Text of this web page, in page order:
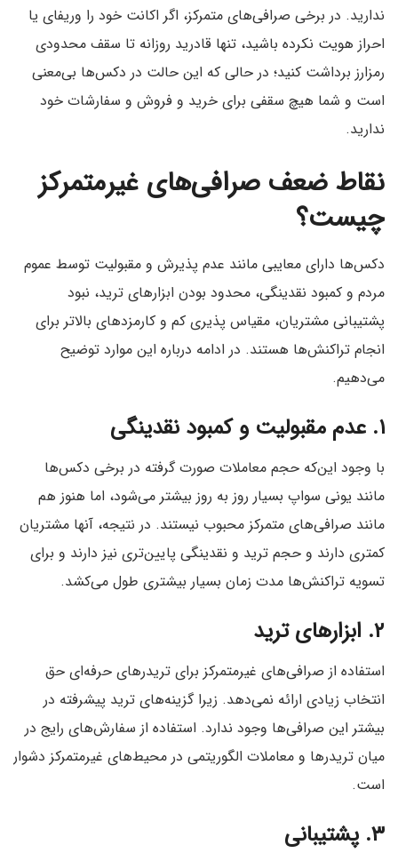
ندارید. در برخی صرافی‌های متمرکز، اگر اکانت خود را وریفای یا
احراز هویت نکرده باشید، تنها قادرید روزانه تا سقف محدودی
رمزارز برداشت کنید؛ در حالی که این حالت در دکس‌ها بی‌معنی
است و شما هیچ سقفی برای خرید و فروش و سفارشات خود
ندارید.
نقاط ضعف صرافی‌های غیرمتمرکز
چیست؟
دکس‌ها دارای معایبی مانند عدم پذیرش و مقبولیت توسط عموم
مردم و کمبود نقدینگی، محدود بودن ابزارهای ترید، نبود
پشتیبانی مشتریان، مقیاس پذیری کم و کارمزدهای بالاتر برای
انجام تراکنش‌ها هستند. در ادامه درباره این موارد توضیح
می‌دهیم.
۱. عدم مقبولیت و کمبود نقدینگی
با وجود این‌که حجم معاملات صورت گرفته در برخی دکس‌ها
مانند یونی سواپ بسیار روز به روز بیشتر می‌شود، اما هنوز هم
مانند صرافی‌های متمرکز محبوب نیستند. در نتیجه، آنها مشتریان
کمتری دارند و حجم ترید و نقدینگی پایین‌تری نیز دارند و برای
تسویه تراکنش‌ها مدت زمان بسیار بیشتری طول می‌کشد.
۲. ابزارهای ترید
استفاده از صرافی‌های غیرمتمرکز برای تریدر‌های حرفه‌ای حق
انتخاب زیادی ارائه نمی‌دهد. زیرا گزینه‌های ترید پیشرفته در
بیشتر این صرافی‌ها وجود ندارد. استفاده از سفارش‌های رایج در
میان تریدرها و معاملات الگوریتمی در محیط‌های غیرمتمرکز دشوار
است.
۳. پشتیبانی